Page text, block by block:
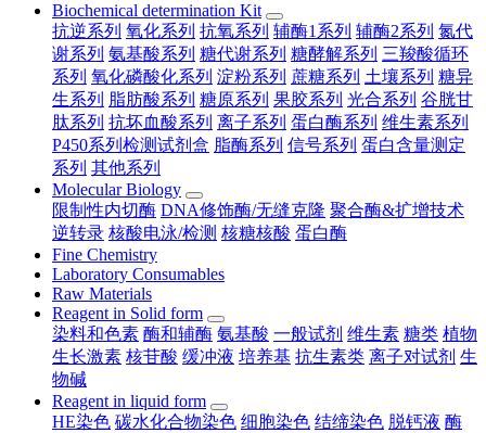
Biochemical determination Kit
抗逆系列 氧化系列 抗氧系列 辅酶1系列 辅酶2系列 氮代
谢系列 氨基酸系列 糖代谢系列 糖酵解系列 三羧酸循环
系列 氧化磷酸化系列 淀粉系列 蔗糖系列 土壤系列 糖异
生系列
脂肪酸系列 糖原系列 果胶系列 光合系列 谷胱甘
肽系列 抗坏血酸系列 离子系列 蛋白酶系列 维生素系列
P450系列检测试剂盒 脂酶系列 信号系列 蛋白含量测定
系列 其他系列
Molecular Biology
限制性内切酶 DNA修饰酶/无缝克隆 聚合酶&扩增技术
逆转录 核酸电泳/检测 核糖核酸 蛋白酶
Fine Chemistry
Laboratory Consumables
Raw Materials
Reagent in Solid form
染料和色素 酶和辅酶 氨基酸 一般试剂 维生素 糖类 植物
生长激素 核苷酸 缓冲液 培养基 抗生素类 离子对试剂 生
物碱
Reagent in liquid form
HE染色 碳水化合物染色 细胞染色 结缔染色 脱钙液 酶